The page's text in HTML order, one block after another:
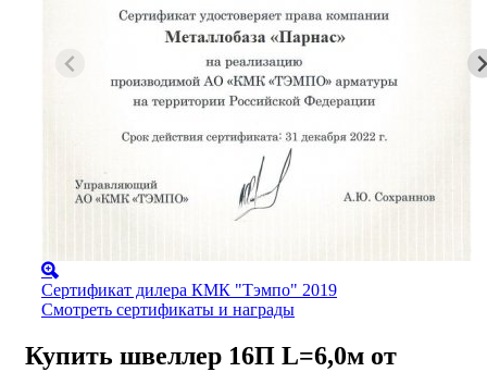
Сертификат дилера КМК "Тэмпо" 2019
Смотреть сертификаты и награды
Купить швеллер 16П L=6,0м от